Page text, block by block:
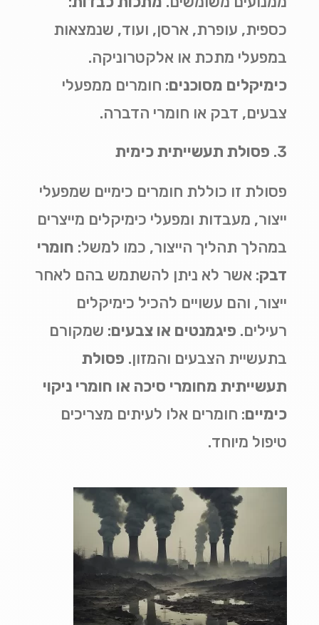
כספית, עופרת, ארסן, ועוד, שנמצאות
במפעלי מתכת או אלקטרוניקה.
כימיקלים מסוכנים: חומרים ממפעלי
צבעים, דבק או חומרי הדברה.
פסולת תעשייתית כימית
פסולת זו כוללת חומרים כימיים שמפעלי
ייצור, מעבדות ומפעלי כימיקלים מייצרים
במהלך תהליך הייצור, כמו למשל: חומרי
דבק: אשר לא ניתן להשתמש בהם לאחר
ייצור, והם עשויים להכיל כימיקלים
רעילים. פיגמנטים או צבעים: שמקורם
בתעשיית הצבעים והמזון. פסולת
תעשייתית מחומרי סיכה או חומרי ניקוי
כימיים: חומרים אלו לעיתים מצריכים
טיפול מיוחד.